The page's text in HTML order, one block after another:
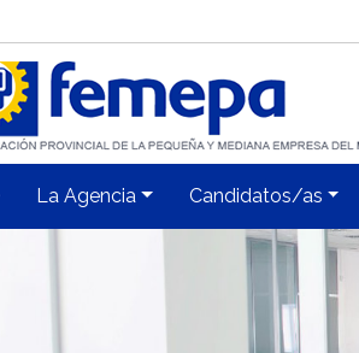
La Agencia Candidatos/as